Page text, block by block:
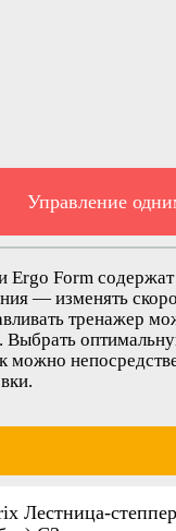
Управление
Ergo Form
— изменять
тренажер
Выбрать
можно